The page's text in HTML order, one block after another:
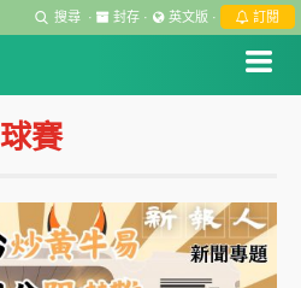
搜尋 · 封存 · 英文版 · 訂閱
球賽